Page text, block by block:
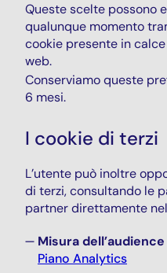
Queste scelte possono
qualunque momento
cookie presente in
web.
Conserviamo queste
6 mesi.
I cookie di terzi
L’utente può inoltre
di terzi, consultando le
partner direttamente
Misura dell’audience
Piano Analytics